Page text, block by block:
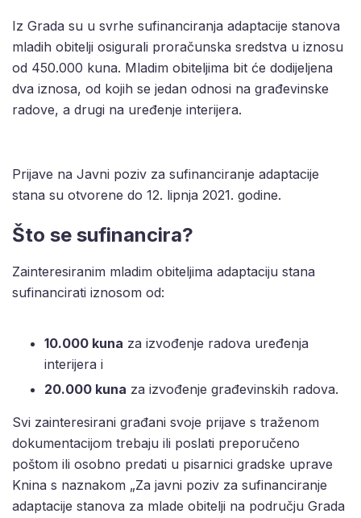
Iz Grada su u svrhe sufinanciranja adaptacije stanova
mladih obitelji osigurali proračunska sredstva u iznosu
od 450.000 kuna. Mladim obiteljima bit će dodijeljena
dva iznosa, od kojih se jedan odnosi na građevinske
radove, a drugi na uređenje interijera.
Prijave na Javni poziv za sufinanciranje adaptacije
stana su otvorene do 12. lipnja 2021. godine.
Što se sufinancira?
Zainteresiranim mladim obiteljima adaptaciju stana
sufinancirati iznosom od:
10.000 kuna za izvođenje radova uređenja
interijera i
20.000 kuna za izvođenje građevinskih radova.
Svi zainteresirani građani svoje prijave s traženom
dokumentacijom trebaju ili poslati preporučeno
poštom ili osobno predati u pisarnici gradske uprave
Knina s naznakom „Za javni poziv za sufinanciranje
adaptacije stanova za mlade obitelji na području Grada